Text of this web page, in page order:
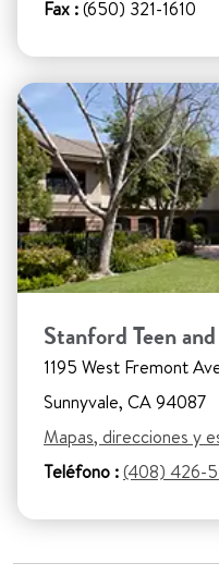
Fax :(650) 321-1610
Stanford Teen
1195 West Fremont
Sunnyvale, CA 94087
Mapas, direcciones y
Teléfono :(408) 426-